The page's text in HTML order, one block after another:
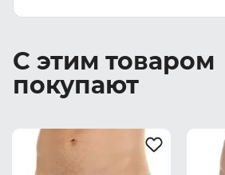
С этим товаром
покупают